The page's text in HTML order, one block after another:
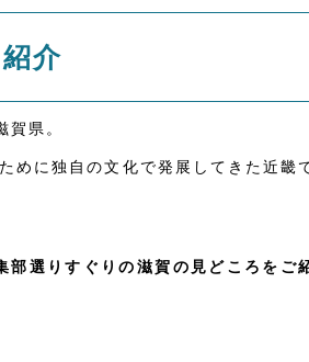
介
県。
めに独自の文化で発展してきた近畿
選りすぐりの滋賀の見どころをご